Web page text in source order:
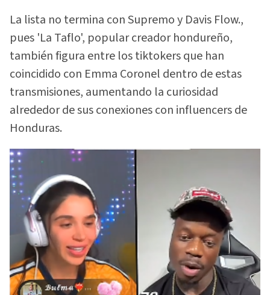
La lista no termina con Supremo y Davis Flow.,
pues 'La Taflo', popular creador hondureño,
también figura entre los tiktokers que han
coincidido con Emma Coronel dentro de estas
transmisiones, aumentando la curiosidad
alrededor de sus conexiones con influencers de
Honduras.